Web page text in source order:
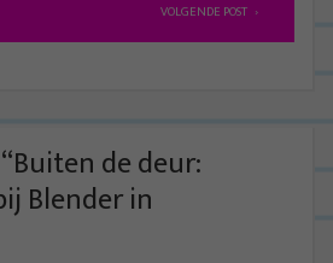
VOLGENDE POST
Buiten de deur:
Blender in